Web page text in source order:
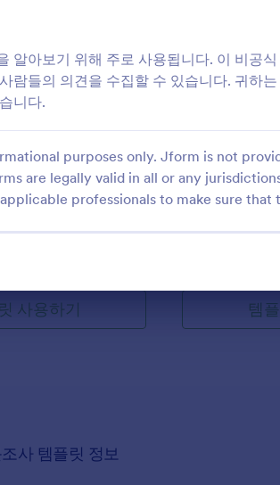
알아보기 위해 주로 사용됩니다. 이 비공
람들의 의견을 수집할 수 있습니다. 귀하
니다.
purposes only. Jform is not
are legally valid in all or any
professionals to make sure that
래픽
요청/주문 폼. 세부적이
에서 차이점을 만듭니
래픽 디자이너들에게 유
사용하기
개인 재무심
dsfdsfsd
템
사 템플릿 정보